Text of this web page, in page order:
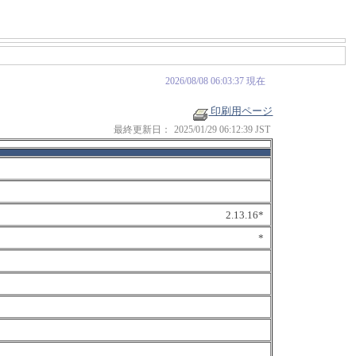
2026/08/08 06:03:37 現在
印刷用ページ
最終更新日： 2025/01/29 06:12:39 JST
2.13.16*
*